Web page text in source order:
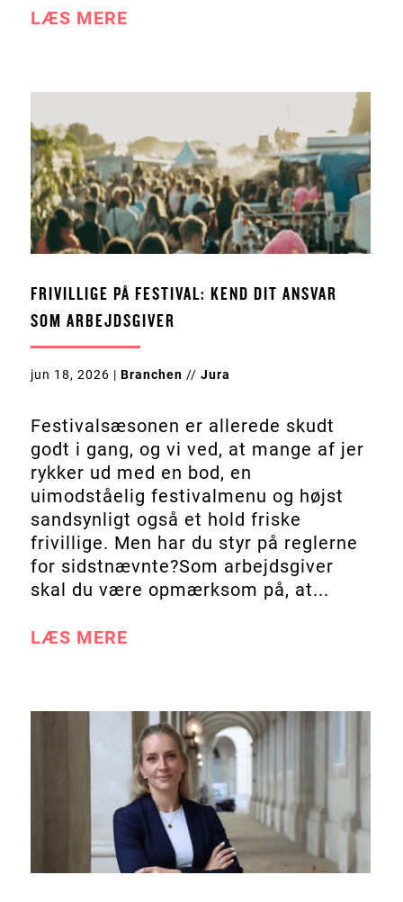
LÆS MERE
FRIVILLIGE PÅ FESTIVAL: KEND DIT ANSVAR
SOM ARBEJDSGIVER
jun 18, 2026 | Branchen // Jura
Festivalsæsonen er allerede skudt
godt i gang, og vi ved, at mange af jer
rykker ud med en bod, en
uimodståelig festivalmenu og højst
sandsynligt også et hold friske
frivillige. Men har du styr på reglerne
for sidstnævnte?Som arbejdsgiver
skal du være opmærksom på, at...
LÆS MERE